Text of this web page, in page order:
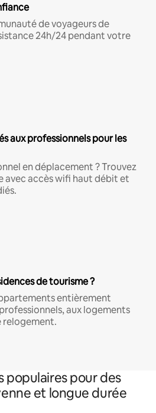
de voyageurs de
24h/24 pendant votre
aux professionnels pour les
en déplacement ? Trouvez
avec accès wifi haut débit et
de tourisme ?
entièrement
aux logements
relogement.
populaires pour des
et longue durée